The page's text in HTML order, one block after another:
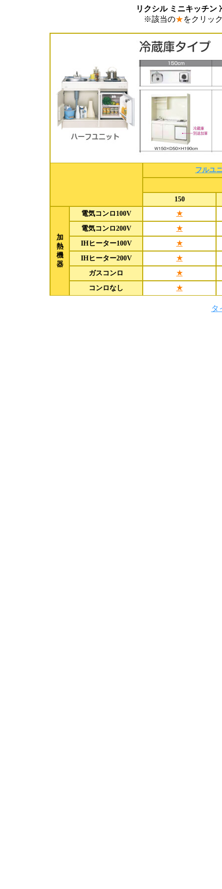
リクシル ミニキッチン
※該当の★をクリッ
フルユ
150
加
熱
機
器
電気コンロ100V
★
電気コンロ200V
★
IHヒーター100V
★
IHヒーター200V
★
ガスコンロ
★
コンロなし
★
タ